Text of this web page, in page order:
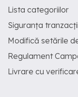
Lista categoriilor
Siguranța
Modifică setările
Regulament
Livrare cu